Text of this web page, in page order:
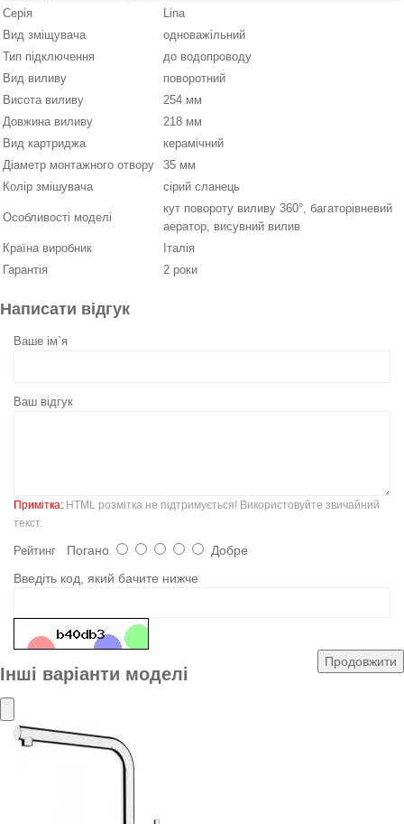
Серія
Lina
Вид зміщувача
одноважільний
Тип підключення
до водопроводу
Вид виливу
поворотний
Висота виливу
254 мм
Довжина виливу
218 мм
Вид картриджа
керамічний
Діаметр монтажного отвору
35 мм
Колір змішувача
сірий сланець
Особливості моделі
кут повороту виливу 360°, багаторівневий
аератор, висувний вилив
Країна виробник
Італія
Гарантія
2 роки
Написати відгук
Ваше ім`я
Ваш відгук
Примітка: HTML розмітка не підтримується! Використовуйте звичайний
текст.
Рейтинг Погано
Добре
Введіть код, який бачите нижче
Продовжити
Інші варіанти моделі